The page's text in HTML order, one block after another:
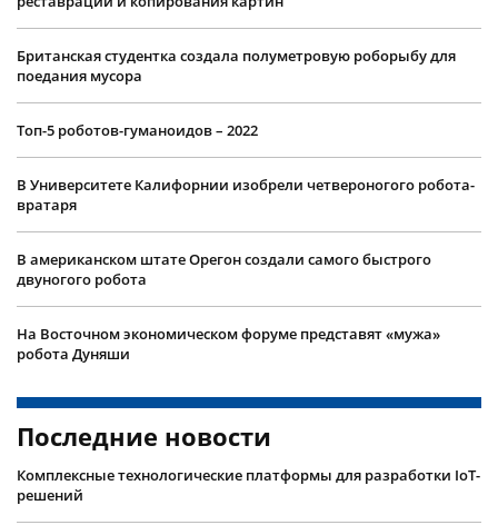
Британская студентка создала полуметровую роборыбу для
поедания мусора
Топ-5 роботов-гуманоидов – 2022
В Университете Калифорнии изобрели четвероногого робота-
вратаря
В американском штате Орегон создали самого быстрого
двуногого робота
На Восточном экономическом форуме представят «мужа»
робота Дуняши
Последние новости
Комплексные технологические платформы для разработки IoT-
решений